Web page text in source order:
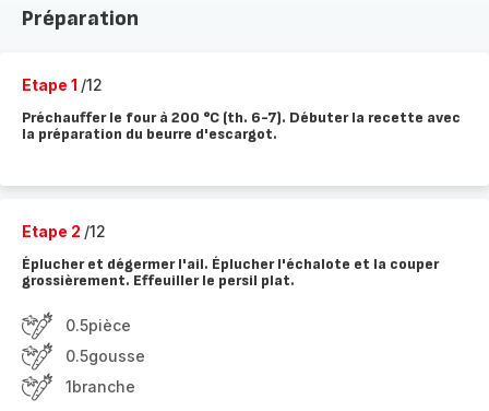
Préparation
Etape 1 /12
Préchauffer le four à 200 °C (th. 6-7). Débuter la recette avec
la préparation du beurre d'escargot.
Etape 2 /12
Éplucher et dégermer l'ail. Éplucher l'échalote et la couper
grossièrement. Effeuiller le persil plat.
0.5pièce
0.5gousse
1branche